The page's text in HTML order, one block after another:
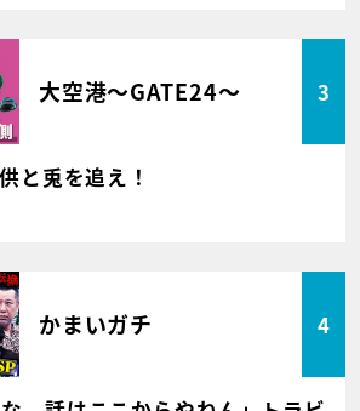
大空港～GATE24～ 3
と兎を追え！
かまいガチ 4